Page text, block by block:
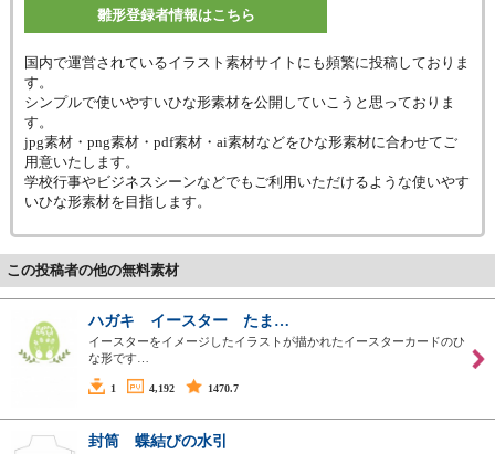
雛形登録者情報はこちら
国内で運営されているイラスト素材サイトにも頻繁に投稿しておりま
す。
シンプルで使いやすいひな形素材を公開していこうと思っておりま
す。
jpg素材・png素材・pdf素材・ai素材などをひな形素材に合わせてご
用意いたします。
学校行事やビジネスシーンなどでもご利用いただけるような使いやす
いひな形素材を目指します。
この投稿者の他の無料素材
ハガキ イースター たま…
イースターをイメージしたイラストが描かれたイースターカードのひ
な形です…
1 4,192 1470.7
封筒 蝶結びの水引